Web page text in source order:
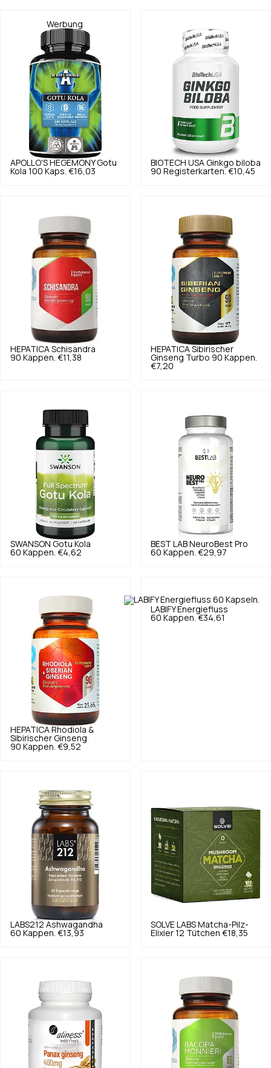
Werbung
APOLLO'S HEGEMONY Gotu
Kola 100 Kaps. €16,03
BIOTECH USA Ginkgo biloba
90 Registerkarten. €10,45
HEPATICA Schisandra
90 Kappen. €11,38
HEPATICA Sibirischer
Ginseng Turbo 90 Kappen.
€7,20
SWANSON Gotu Kola
60 Kappen. €4,62
BEST LAB NeuroBest Pro
60 Kappen. €29,97
HEPATICA Rhodiola &
Sibirischer Ginseng
90 Kappen. €9,52
LABIFY Energiefluss
60 Kappen. €34,61
LABS212 Ashwagandha
60 Kappen. €13,93
SOLVE LABS Matcha-Pilz-
Elixier 12 Tütchen €18,35